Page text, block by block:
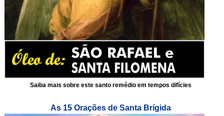
Saiba mais sobre este santo remédio em tempos difícies
As 15 Orações de Santa Brígida